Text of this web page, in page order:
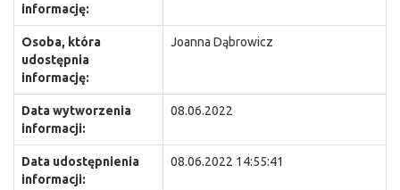
informację:
Osoba, która
udostępnia
informację:
Joanna Dąbrowicz
Data wytworzenia
informacji:
08.06.2022
Data udostępnienia
informacji:
08.06.2022 14:55:41